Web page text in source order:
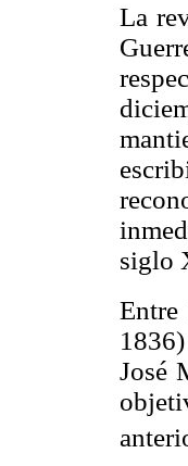
La
siglo
Entre
José